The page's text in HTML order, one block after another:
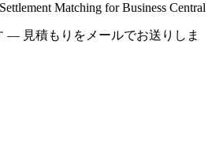
Matching for Business Central
— 見積もりをメールでお送りしま